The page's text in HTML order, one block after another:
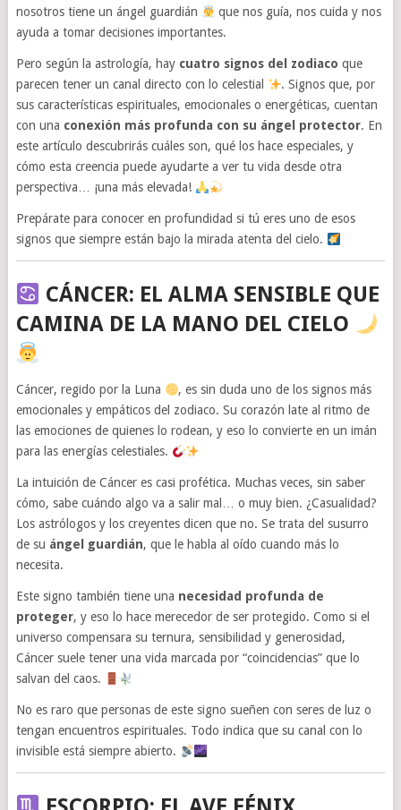
nosotros tiene un ángel guardián
que nos guía, nos cuida y nos
ayuda a tomar decisiones importantes.
Pero según la astrología, hay cuatro signos del zodiaco que
parecen tener un canal directo con lo celestial
. Signos que, por
sus características espirituales, emocionales o energéticas, cuentan
con una conexión más profunda con su ángel protector. En
este artículo descubrirás cuáles son, qué los hace especiales, y
cómo esta creencia puede ayudarte a ver tu vida desde otra
perspectiva… ¡una más elevada!
Prepárate para conocer en profundidad si tú eres uno de esos
signos que siempre están bajo la mirada atenta del cielo.
CÁNCER: EL ALMA SENSIBLE QUE
CAMINA DE LA MANO DEL CIELO
Cáncer, regido por la Luna
, es sin duda uno de los signos más
emocionales y empáticos del zodiaco. Su corazón late al ritmo de
las emociones de quienes lo rodean, y eso lo convierte en un imán
para las energías celestiales.
La intuición de Cáncer es casi profética. Muchas veces, sin saber
cómo, sabe cuándo algo va a salir mal… o muy bien. ¿Casualidad?
Los astrólogos y los creyentes dicen que no. Se trata del susurro
de su ángel guardián, que le habla al oído cuando más lo
necesita.
Este signo también tiene una necesidad profunda de
proteger, y eso lo hace merecedor de ser protegido. Como si el
universo compensara su ternura, sensibilidad y generosidad,
Cáncer suele tener una vida marcada por “coincidencias” que lo
salvan del caos.
No es raro que personas de este signo sueñen con seres de luz o
tengan encuentros espirituales. Todo indica que su canal con lo
invisible está siempre abierto.